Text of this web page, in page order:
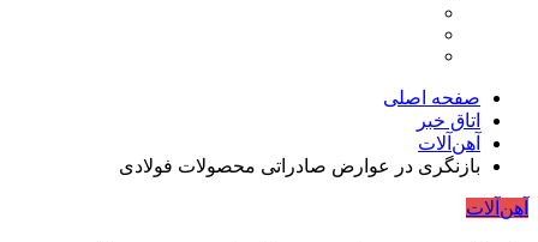
صفحه اصلی
اتاق خبر
آهن‌آلات
بازنگری در عوارض صادراتی محصولات فولادی
آهن‌آلات